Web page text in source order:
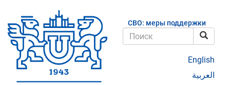
основному
содержанию
СВО: меры поддержки
English
العربية